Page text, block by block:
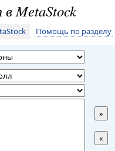
MetaStock
Помощь по разделу
»
«